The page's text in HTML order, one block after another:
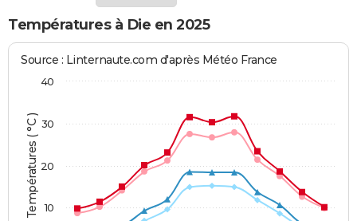
Températures à Die en 2025
Températures ( °C )
Source : Linternaute.com d'après Météo France
10
20
30
40